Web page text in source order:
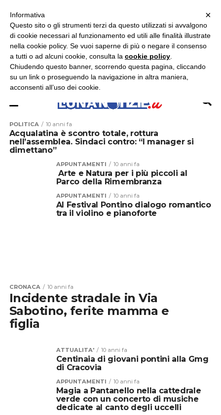
ASCOLTA RADIO LUNA
POLITICA 10 anni fa
Acqualatina è scontro totale, rottura
nell’assemblea. Sindaci contro: “I manager si
dimettano”
APPUNTAMENTI 10 anni fa
Arte e Natura per i più piccoli al
Parco della Rimembranza
APPUNTAMENTI 10 anni fa
Al Festival Pontino dialogo romantico
tra il violino e pianoforte
figlia
ATTUALITA' 10 anni fa
APPUNTAMENTI
Magia a Pantanello nella cattedrale
verde con un concerto di musiche
dedicate al canto degli uccelli
CRONACA 10 anni fa
Incendi, piromani in azione,
domenica di emergenza a Latina
×
×
Informativa
Questo sito o gli strumenti terzi da questo utilizzati si avvalgono
di cookie necessari al funzionamento ed utili alle finalità illustrate
nella cookie policy. Se vuoi saperne di più o negare il consenso
a tutti o ad alcuni cookie, consulta la cookie policy
Chiudendo questo banner, scorrendo questa pagina, cliccando
su un link o proseguendo la navigazione in altra maniera,
acconsenti all’uso dei cookie.